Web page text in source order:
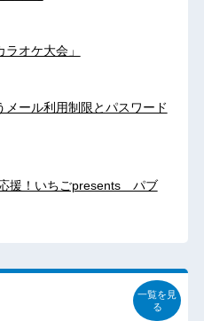
オケ大会」
メール利用制限とパスワード
援！いちごpresents パブ
一覧を見
る